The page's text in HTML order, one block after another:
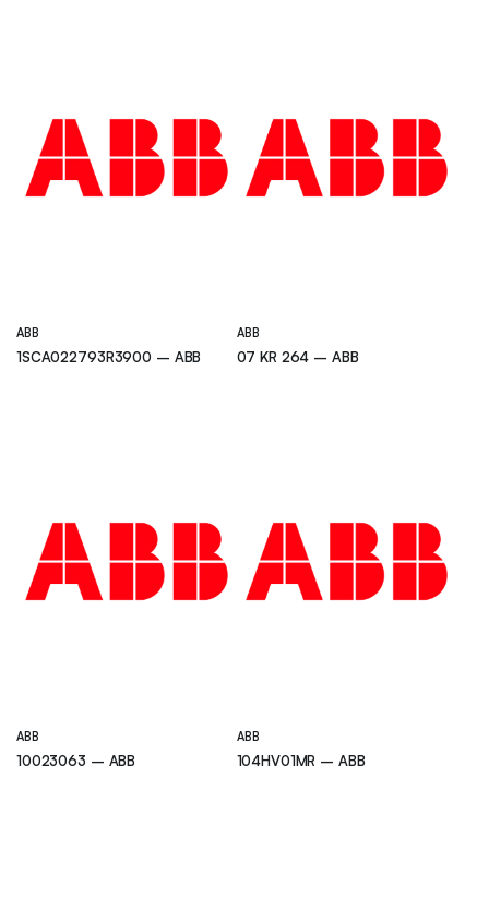
ABB
1SCA022793R3900 – ABB
ABB
07 KR 264 – ABB
ABB
10023063 – ABB
ABB
104HV01MR – ABB